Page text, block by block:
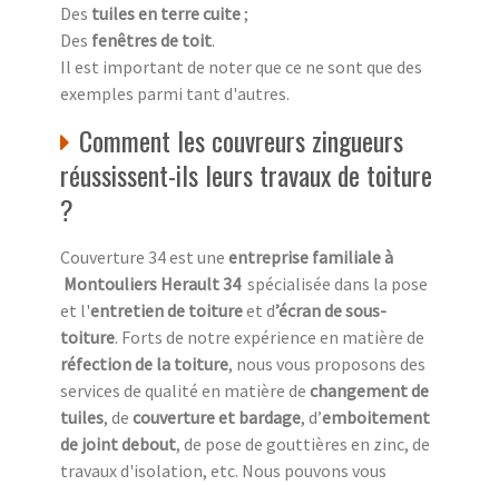
Des tuiles en terre cuite;
Des fenêtres de toit.
Il est important de noter que ce ne sont que des
exemples parmi tant d'autres.
Comment les couvreurs zingueurs
réussissent-ils leurs travaux de toiture
?
Couverture 34 est une entreprise familiale à
Montouliers Herault 34 spécialisée dans la pose
et l'entretien de toitureet d’écran de sous-
toiture. Forts de notre expérience en matière de
réfection de la toiture, nous vous proposons des
services de qualité en matière de changement de
tuiles, de couverture et bardage, d’emboitement
de joint debout, de pose de gouttières en zinc, de
travaux d'isolation, etc. Nous pouvons vous